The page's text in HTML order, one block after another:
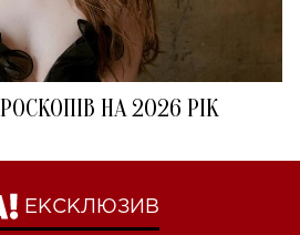
НА 2026 РІК
ЕКСКЛЮЗИВ